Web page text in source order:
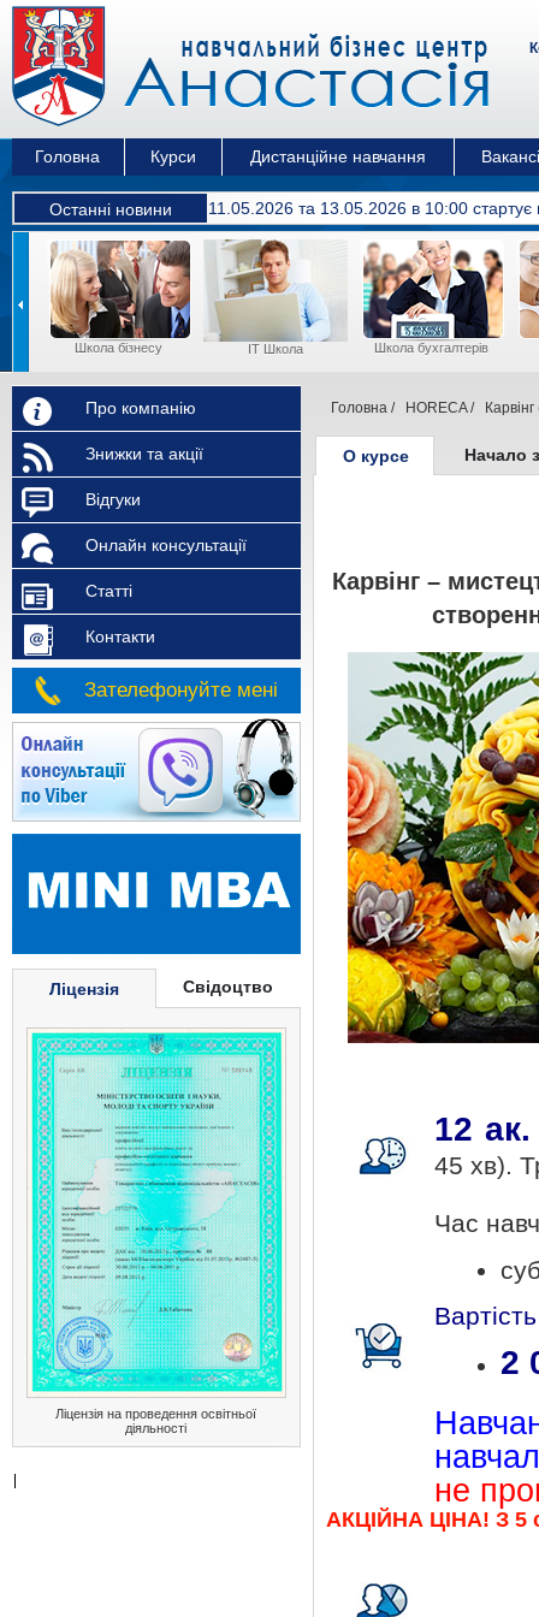
Головна Курси Дистанційне навчання
Останні новини 11.05.2026 та 13.05.2026 в 10:00
Школа бізнесу IT Школа Школа бухгалтерів
Про компанію
Знижки та акції
Відгуки
Онлайн консультації
Статті
Контакти
Зателефонуйте мені
Ліцензія Свідоцтво
Ліцензія на проведення освітньої
діяльності
Головна / HORECA /
О курсе Начало
Карвінг –
12
45 хв).
Час
2
не
АКЦІЙНА ЦІНА! З 5